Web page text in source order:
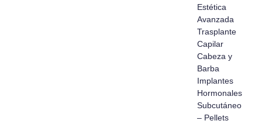
Estética
Avanzada
Trasplante
Capilar
Cabeza y
Barba
Implantes
Hormonales
Subcutáneo
– Pellets